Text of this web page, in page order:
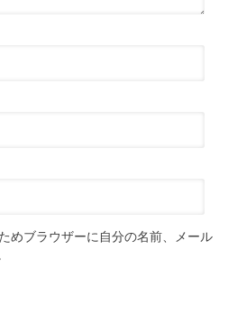
めブラウザーに自分の名前、メール